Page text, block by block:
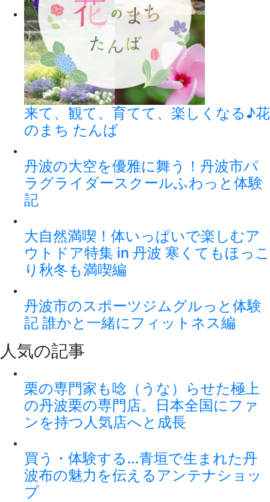
来て、観て、育てて、楽しくなる♪花
のまち たんば
丹波の大空を優雅に舞う！丹波市パ
ラグライダースクールふわっと体験
記
大自然満喫！体いっぱいで楽しむア
ウトドア特集 in 丹波 寒くてもほっこ
り秋冬も満喫編
丹波市のスポーツジムグルっと体験
記 誰かと一緒にフィットネス編
人気の記事
栗の専門家も唸（うな）らせた極上
の丹波栗の専門店。日本全国にファ
ンを持つ人気店へと成長
買う・体験する…青垣で生まれた丹
波布の魅力を伝えるアンテナショッ
プ